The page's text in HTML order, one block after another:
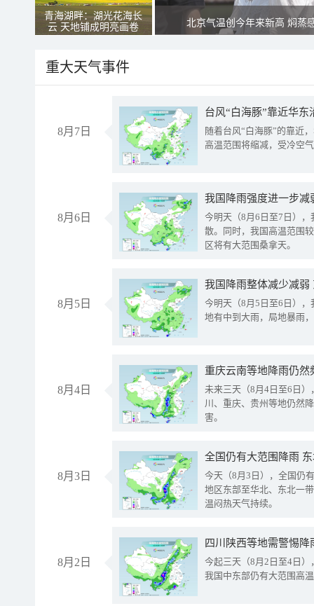
青海湖畔：湖光花海长
云 天地铺成明亮画卷
北京气温创今年来新高 焖蒸
重大天气事件
8月7日
台风“白海豚”靠近华
随着台风“白海豚”的靠近
高温范围将缩减，受冷空
8月6日
今明天（8月6日至7日）
散。同时，我国高温范围
区将有大范围桑拿天。
8月5日
我国降雨整体减少减弱
今明天（8月5日至6日）
地有中到大雨，局地暴雨
8月4日
重庆云南等地降雨仍然
未来三天（8月4日至6日
川、重庆、贵州等地仍然
害。
8月3日
全国仍有大范围降雨
今天（8月3日），全国仍
地区东部至华北、东北一
温闷热天气持续。
8月2日
今起三天（8月2日至4日
我国中东部仍有大范围高